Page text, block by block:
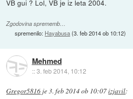
VB gui ? Lol, VB je iz leta 2004.
Zgodovina sprememb…
spremenilo: Hayabusa(3. feb 2014 ob 10:12)
Mehmed
::3. feb 2014, 10:12
Gregor5816 je3. feb 2014 ob 10:07izjavil: